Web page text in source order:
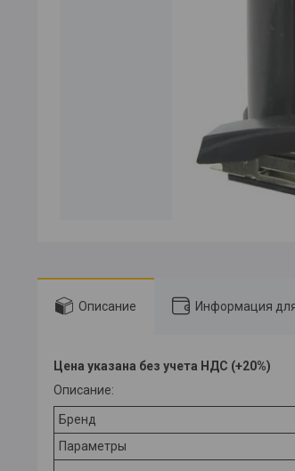
Описание Информация
Цена указана без учета НДС (+20%)
Описание:
Бренд
Параметры